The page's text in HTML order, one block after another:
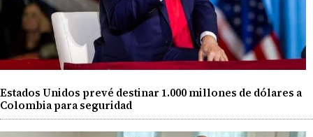
Estados Unidos prevé destinar 1.000 millones de dólares a
Colombia para seguridad